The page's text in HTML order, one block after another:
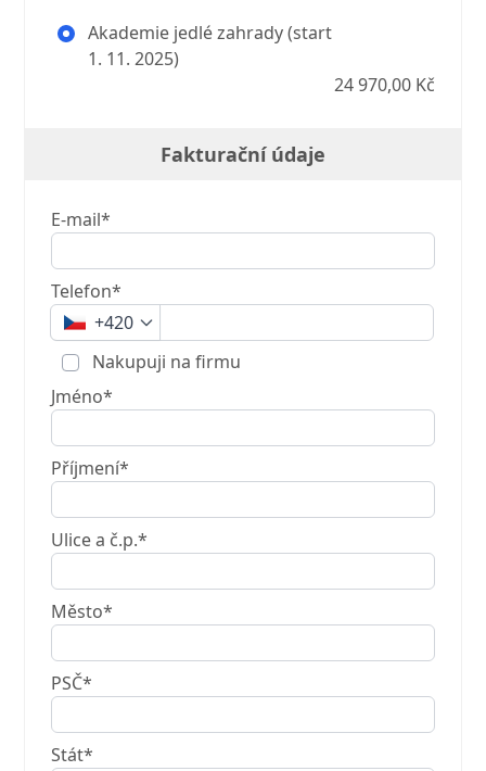
Akademie jedlé zahrady (start
1. 11. 2025)
24 970,00 Kč
Fakturační údaje
E-mail*
Telefon*
+420
Nakupuji na firmu
Jméno*
Příjmení*
Ulice a č.p.*
Město*
PSČ*
Stát*